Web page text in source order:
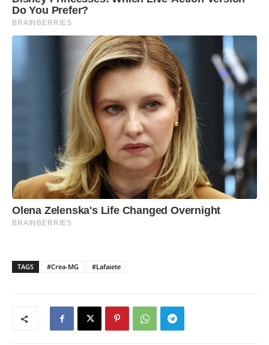
TAGS #Crea-MG #Lafaiete